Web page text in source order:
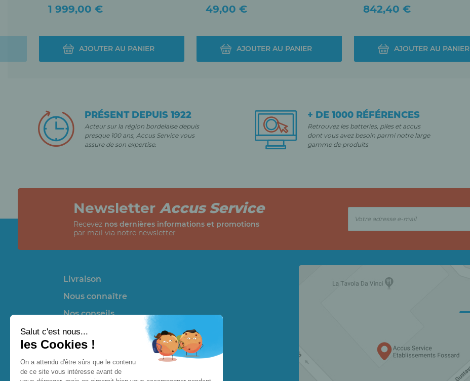
Prix
1 999,00 €
AJOUTER AU PANIER
Prix
49,00 €
AJOUTER AU PANIER
Prix
842,40 €
AJOUTER AU PANIER
PRÉSENT DEPUIS 1922
Acteur sur la région bordelaise depuis
presque 100 ans, Accus Service vous
assure de son expertise.
+ DE 1000 RÉFÉRENCES
Retrouvez les batteries, piles et accus
dont vous avez besoin parmi notre large
gamme de produits
Newsletter Accus Service
Recevez nos dernières informations et promotions
par mail via notre newsletter
Livraison
Nous connaître
Nos conseils
Nos partenaires et liens utiles
Promotions
Nouveaux produits